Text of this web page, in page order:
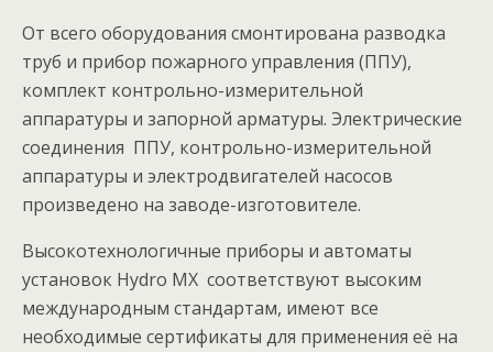
От всего оборудования смонтирована разводка
труб и прибор пожарного управления (ППУ),
комплект контрольно-измерительной
аппаратуры и запорной арматуры. Электрические
соединения ППУ, контрольно-измерительной
аппаратуры и электродвигателей насосов
произведено на заводе-изготовителе.
Высокотехнологичные приборы и автоматы
установок Hydro MX соответствуют высоким
международным стандартам, имеют все
необходимые сертификаты для применения её на